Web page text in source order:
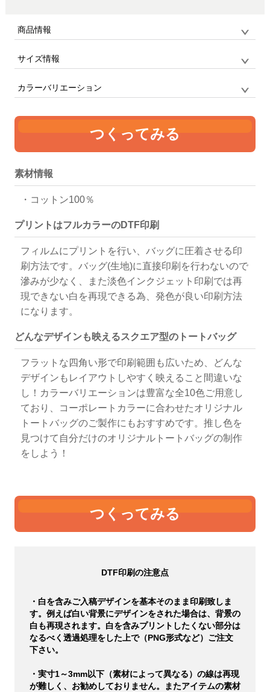
商品情報
品番
サイズ情報
マチなしのフラットなトートバッグ
単位:mm
400
カラーバリエーション
パープル グリーン サンド ブラウン
ィ
つくってみる
素材情報
・コットン100％
プリントはフルカラーのDTF印刷
フィルムにプリントを行い、バッグに圧着させる印
刷方法です。バッグ(生地)に直接印刷を行わないので
滲みが少なく、また淡色インクジェット印刷では再
現できない白を再現できる為、発色が良い印刷方法
になります。
どんなデザインも映えるスクエア型のトートバッグ
フラットな四角い形で印刷範囲も広いため、どんな
デザインもレイアウトしやすく映えること間違いな
し！カラーバリエーションは豊富な全10色ご用意し
ており、コーポレートカラーに合わせたオリジナル
トートバッグのご製作にもおすすめです。推し色を
見つけて自分だけのオリジナルトートバッグの制作
をしよう！
つくってみる
DTF印刷の注意点
・白を含みご入稿デザインを基本そのまま印刷致しま
す。例えば白い背景にデザインをされた場合は、背景の
白も再現されます。白を含みプリントしたくない部分は
なるべく透過処理をした上で（PNG形式など）ご注文
下さい。
・実寸1～3mm以下（素材によって異なる）の線は再現
が難しく、お勧めしておりません。またアイテムの素材